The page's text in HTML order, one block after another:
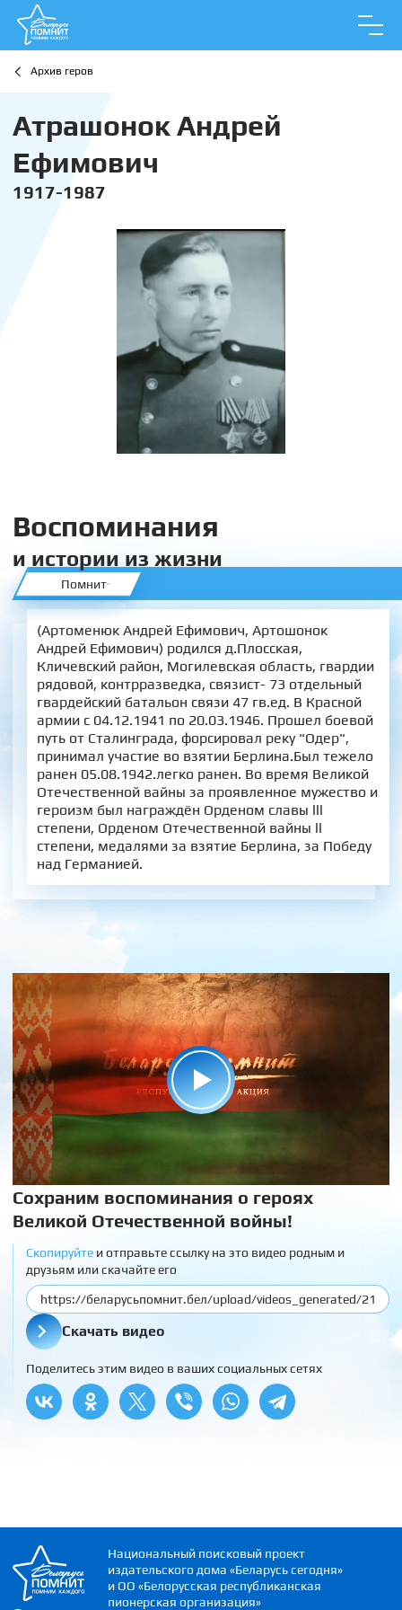
Архив геров
Атрашонок Андрей
Ефимович
1917-1987
Воспоминания
и истории из жизни
Помнит
(Артоменюк Андрей Ефимович, Артошонок
Андрей Ефимович) родился д.Плосская,
Кличевский район, Могилевская область, гвардии
рядовой, контрразведка, связист- 73 отдельный
гвардейский батальон связи 47 гв.ед. В Красной
армии с 04.12.1941 по 20.03.1946. Прошел боевой
путь от Сталинграда, форсировал реку "Одер",
принимал участие во взятии Берлина.Был тежело
ранен 05.08.1942.легко ранен. Во время Великой
Отечественной вайны за проявленное мужество и
героизм был награждён Орденом славы lll
степени, Орденом Отечественной вайны ll
степени, медалями за взятие Берлина, за Победу
над Германией.
Сохраним воспоминания о героях
Великой Отечественной войны!
Скопируйтеи отправьте ссылку на это видео родным и
друзьям или скачайте его
Скачать видео
Поделитесь этим видео в ваших социальных сетях
Национальный поисковый проект
издательского дома «Беларусь сегодня»
и ОО «Белорусская республиканская
пионерская организация»